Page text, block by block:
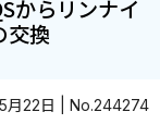
からリンナイ
交換
月22日 | No.244274